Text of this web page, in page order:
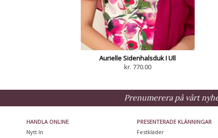
Aurielle Sidenhalsduk I Ull
kr. 770.00
Prenumerera på vårt
HANDLA ONLINE
Nytt In
PRESENTERADE KLÄNNINGAR
Festkläder